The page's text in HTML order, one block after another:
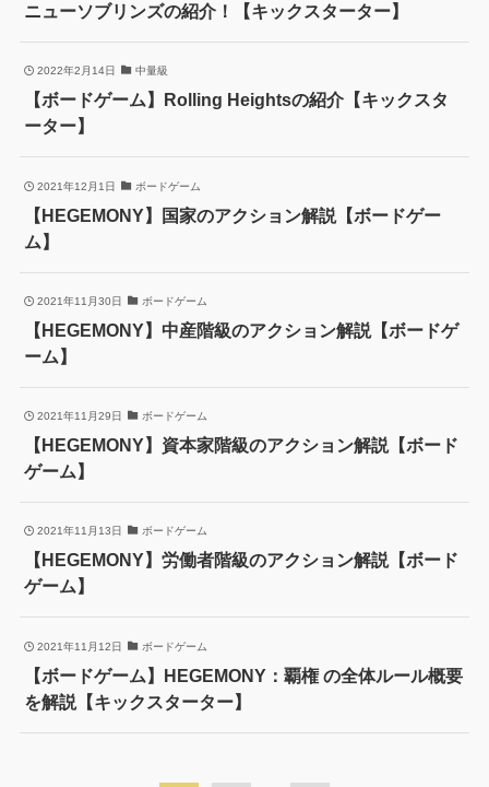
ニューソブリンズの紹介！【キックスターター】
2022年2月14日 中量級
【ボードゲーム】Rolling Heightsの紹介【キックスタ
ーター】
2021年12月1日 ボードゲーム
【HEGEMONY】国家のアクション解説【ボードゲー
ム】
2021年11月30日 ボードゲーム
【HEGEMONY】中産階級のアクション解説【ボードゲ
ーム】
2021年11月29日 ボードゲーム
【HEGEMONY】資本家階級のアクション解説【ボード
ゲーム】
2021年11月13日 ボードゲーム
【HEGEMONY】労働者階級のアクション解説【ボード
ゲーム】
2021年11月12日 ボードゲーム
【ボードゲーム】HEGEMONY：覇権 の全体ルール概要
を解説【キックスターター】